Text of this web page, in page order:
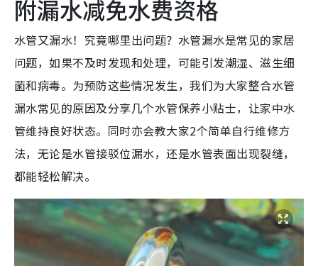
附漏水减免水费资格
水管又漏水！究竟哪里出问题？水管漏水是常见的家居
问题，如果不及时发现和处理，可能引发潮湿、滋生细
菌和病毒。为预防这些情况发生，我们为大家整合水管
漏水常见的原因及分享几个水管保养小贴士，让家中水
管维持良好状态。同时亦会教大家2个简单自行维修方
法，无论是水管接驳位漏水，还是水管表面出现裂缝，
都能轻松解决。